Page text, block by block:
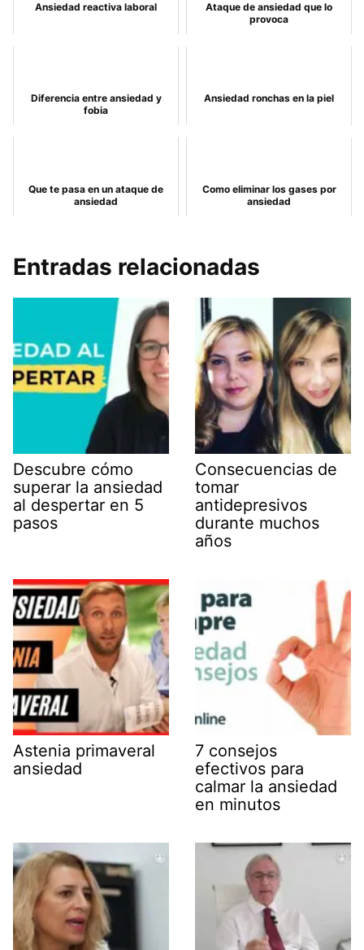
Ansiedad reactiva laboral
Ataque de ansiedad que lo
provoca
Diferencia entre ansiedad y
fobia
Ansiedad ronchas en la piel
Que te pasa en un ataque de
ansiedad
Como eliminar los gases por
ansiedad
Entradas relacionadas
Descubre cómo
superar la ansiedad
al despertar en 5
pasos
Consecuencias de
tomar
antidepresivos
durante muchos
años
Astenia primaveral
ansiedad
7 consejos
efectivos para
calmar la ansiedad
en minutos